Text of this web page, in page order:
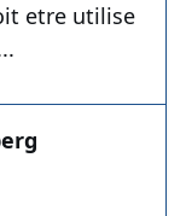
etre utilise